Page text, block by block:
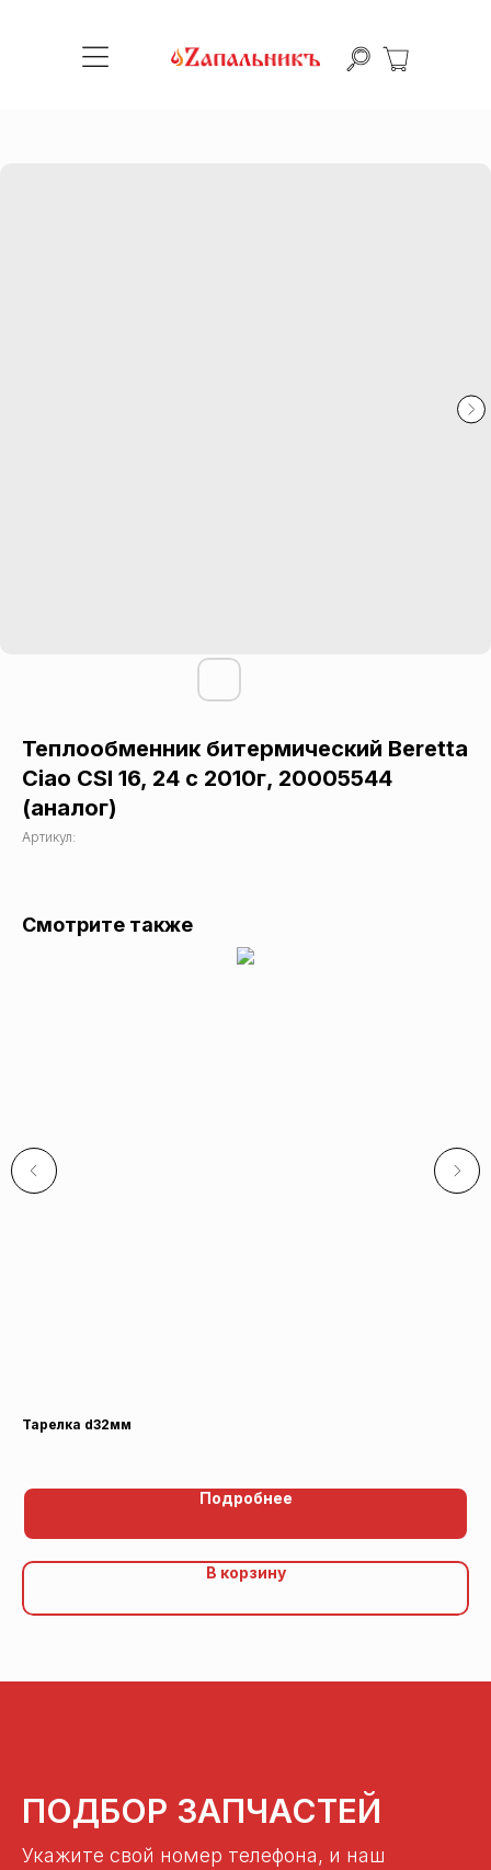
Теплообменник битермический Beretta
Ciao CSI 16, 24 c 2010г, 20005544
(аналог)
Артикул:
Смотрите также
Тарелка d32мм
Подробнее
В корзину
ПОДБОР ЗАПЧАСТЕЙ
Укажите свой номер телефона, и наш